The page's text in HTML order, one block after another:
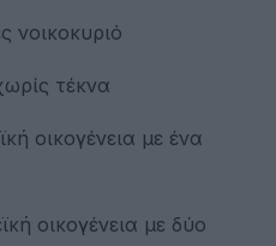
νοικοκυριό
τέκνα
οικογένεια με ένα
οικογένεια με δύο